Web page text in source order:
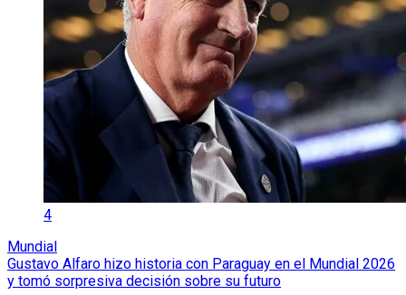
4
Mundial
Gustavo Alfaro hizo historia con Paraguay en el Mundial 2026
y tomó sorpresiva decisión sobre su futuro